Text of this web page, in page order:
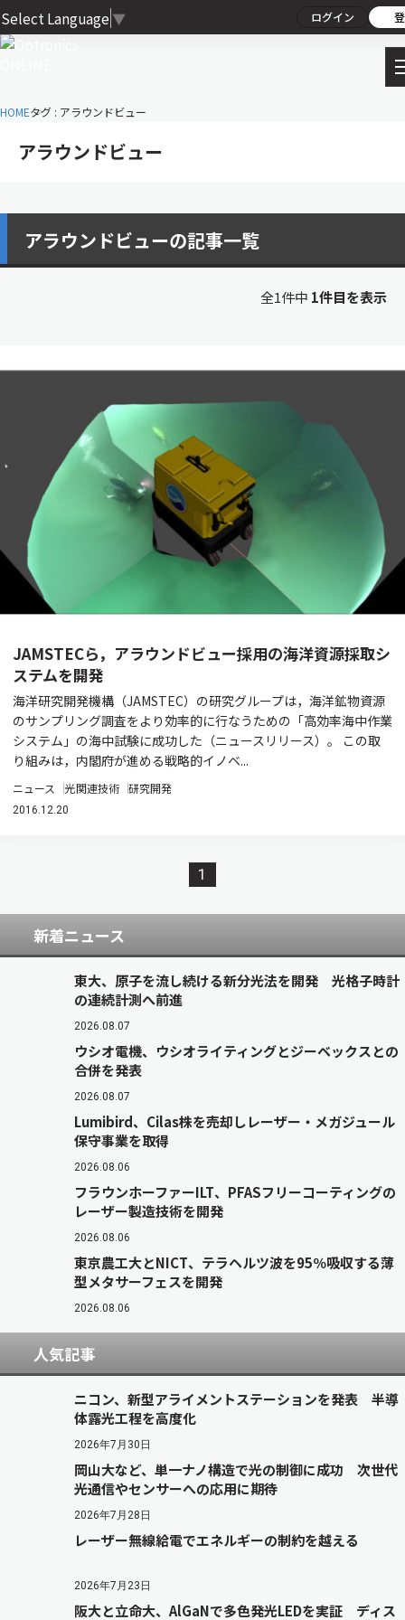
Select Language ▼ ログイン
HOMEタグ : アラウンドビュー
アラウンドビュー
アラウンドビューの記事一覧
全1件中 1件目を表示
JAMSTECら，アラウンドビュー採用の海洋資源採取シ
ステムを開発
海洋研究開発機構（JAMSTEC）の研究グループは，海洋鉱物資源
のサンプリング調査をより効率的に行なうための「高効率海中作業
システム」の海中試験に成功した（ニュースリリース）。 この取
り組みは，内閣府が進める戦略的イノベ...
ニュース 光関連技術 研究開発
2016.12.20
1
新着ニュース
東大、原子を流し続ける新分光法を開発 光格子時計
の連続計測へ前進
2026.08.07
ウシオ電機、ウシオライティングとジーベックスとの
合併を発表
2026.08.07
Lumibird、Cilas株を売却しレーザー・メガジュール
保守事業を取得
2026.08.06
フラウンホーファーILT、PFASフリーコーティングの
レーザー製造技術を開発
2026.08.06
東京農工大とNICT、テラヘルツ波を95％吸収する薄
型メタサーフェスを開発
2026.08.06
人気記事
ニコン、新型アライメントステーションを発表 半導
体露光工程を高度化
2026年7月30日
岡山大など、単一ナノ構造で光の制御に成功 次世代
光通信やセンサーへの応用に期待
2026年7月28日
レーザー無線給電でエネルギーの制約を越える
2026年7月23日
阪大と立命大、AlGaNで多色発光LEDを実証 ディス